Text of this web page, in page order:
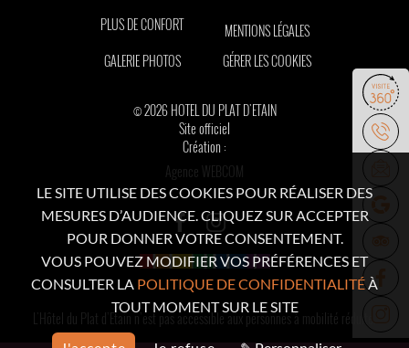
PLUS DE CONFORT
GALERIE PHOTOS
MENTIONS LÉGALES
GÉRER LES COOKIES
© 2026 HOTEL DU PLAT D'ETAIN
Site officiel
Création :
Agence WEBCOM
L'Hôtel du Plat d’Etain n’est pas accessible aux personnes à mobilité réduite.
LE SITE UTILISE DES COOKIES POUR RÉALISER DES
MESURES D’AUDIENCE. CLIQUEZ SUR ACCEPTER
POUR DONNER VOTRE CONSENTEMENT.
VOUS POUVEZ MODIFIER VOS PRÉFÉRENCES ET
CONSULTER LA POLITIQUE DE CONFIDENTIALITÉÀ
TOUT MOMENT SUR LE SITE